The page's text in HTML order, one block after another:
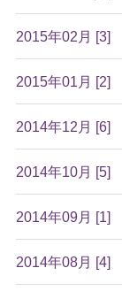
2015年02月 [3]
2015年01月 [2]
2014年12月 [6]
2014年10月 [5]
2014年09月 [1]
2014年08月 [4]